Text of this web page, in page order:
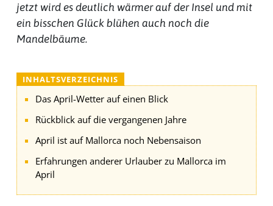
jetzt wird es deutlich wärmer auf der Insel und mit
ein bisschen Glück blühen auch noch die
Mandelbäume.
INHALTSVERZEICHNIS
Das April-Wetter auf einen Blick
Rückblick auf die vergangenen Jahre
April ist auf Mallorca noch Nebensaison
Erfahrungen anderer Urlauber zu Mallorca im
April